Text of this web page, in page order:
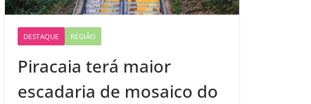
DESTAQUE REGIÃO
Piracaia terá maior
escadaria de mosaico do